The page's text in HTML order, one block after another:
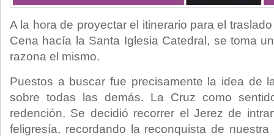
A la hora de proyectar el itinerario para el
Cena hacía la Santa Iglesia Catedral, se toma
razona el mismo.
Puestos a buscar fue precisamente la idea de
sobre todas las demás. La Cruz como
redención. Se decidió recorrer el Jerez de
feligresía, recordando la reconquista de